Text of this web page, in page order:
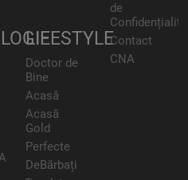
LIFESTYLE
Doctor de
Bine
Acasă
Acasă
Gold
Perfecte
DeBărbați
de
Contact
CNA